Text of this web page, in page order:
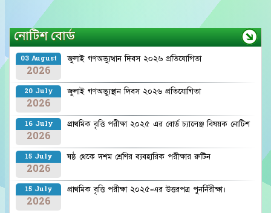
নোটিশ বোর্ড
03 August
2026
জুলাই গণঅভ্যুত্থান দিবস ২০২৬ প্রতিযোগিতা
20 July
2026
জুলাই গণঅভ্যুস্থান দিবস ২০২৬ প্রতিযোগিতা
16 July
2026
প্রাথমিক বৃত্তি পরীক্ষা ২০২৫ এর বোর্ড চ্যালেঞ্জ বিষয়ক নোটিশ
15 July
2026
ষষ্ঠ থেকে দশম শ্রেণির ব্যবহারিক পরীক্ষার রুটিন
15 July
2026
প্রাথমিক বৃত্তি পরীক্ষা ২০২৫-এর উত্তরপত্র পুনর্নিরীক্ষা।